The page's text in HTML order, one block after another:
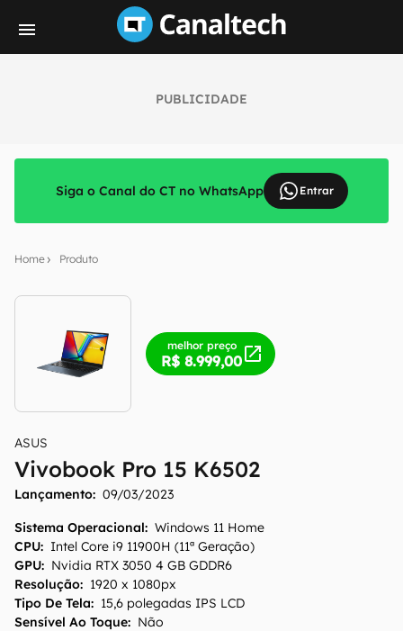
PUBLICIDADE
Siga o Canal do CT no WhatsApp Entrar
Home Produto
melhor preço
R$ 8.999,00
ASUS
Vivobook Pro 15 K6502
Lançamento: 09/03/2023
Sistema Operacional: Windows 11 Home
CPU: Intel Core i9 11900H (11ª Geração)
GPU: Nvidia RTX 3050 4 GB GDDR6
Resolução: 1920 x 1080px
Tipo De Tela: 15,6 polegadas IPS LCD
Sensível Ao Toque: Não